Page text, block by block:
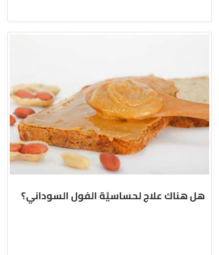
هل هناك علاج لحساسيّة الفول السوداني؟